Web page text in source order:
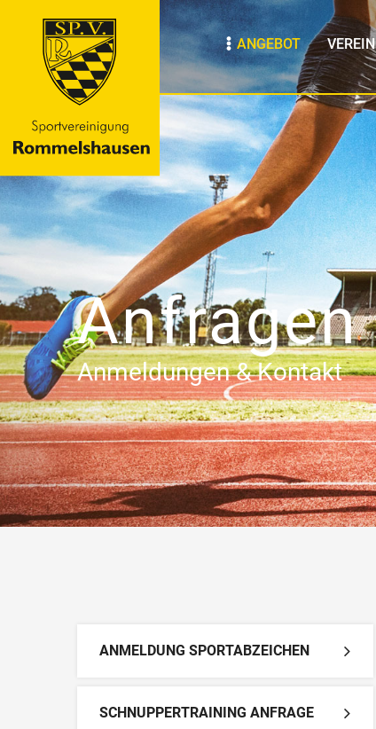
ANGEBOT VEREIN
Anfragen
Anmeldungen & Kontakt
ANMELDUNG SPORTABZEICHEN
SCHNUPPERTRAINING ANFRAGE